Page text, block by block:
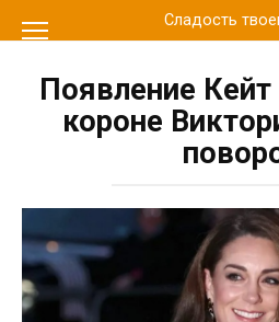
к
Сладость
Появление
короне